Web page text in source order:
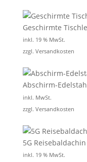
Geschirmte
inkl. 19 % MwSt.
zzgl. Versandkosten
Abschirm-
inkl. MwSt.
zzgl. Versandkosten
5G
inkl. 19 % MwSt.